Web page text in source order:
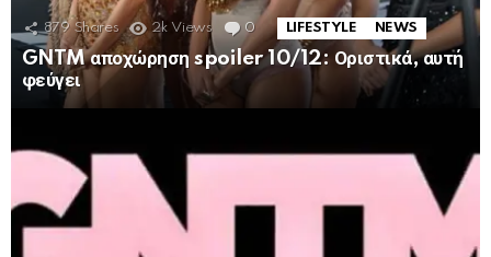
879 Shares 2k Views 0 Comments
LIFESTYLE NEWS
GNTM αποχώρηση spoiler 10/12: Οριστικά, αυτή
φεύγει